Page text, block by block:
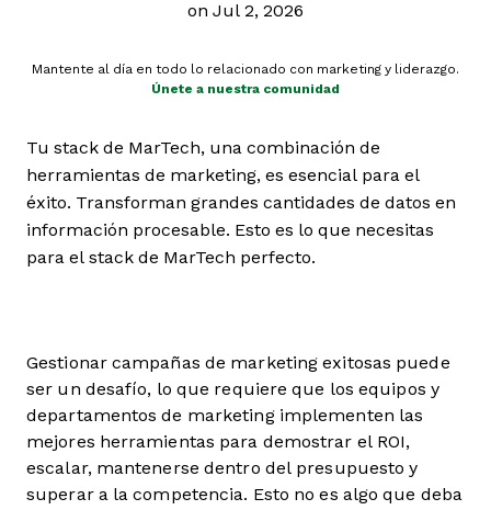
on Jul 2, 2026
Mantente al día en todo lo relacionado con marketing y liderazgo.
Únete a nuestra comunidad
Tu stack de MarTech, una combinación de
herramientas de marketing, es esencial para el
éxito. Transforman grandes cantidades de datos en
información procesable. Esto es lo que necesitas
para el stack de MarTech perfecto.
Gestionar campañas de marketing exitosas puede
ser un desafío, lo que requiere que los equipos y
departamentos de marketing implementen las
mejores herramientas para demostrar el ROI,
escalar, mantenerse dentro del presupuesto y
superar a la competencia. Esto no es algo que deba